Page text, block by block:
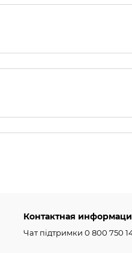
Контактная
Чат підтримки 0 800 750